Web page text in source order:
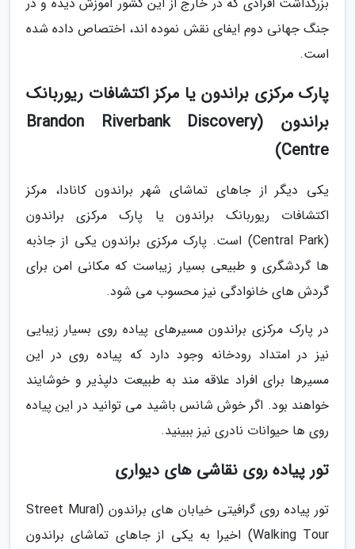
جنگ جهانی دوم ایفای نقش نموده اند، اختصاص داده شده
است.
پارک مرکزی براندون یا مرکز اکتشافات ریوربانک
براندون (Brandon Riverbank Discovery
Centre)
یکی دیگر از جاهای تماشای شهر براندون کانادا، مرکز
اکتشافات ریوربانک براندون یا پارک مرکزی براندون
(Central Park) است. پارک مرکزی براندون یکی از جاذبه
ها گردشگری و طبیعی بسیار زیباست که مکانی امن برای
گردش های خانوادگی نیز محسوب می شود.
در پارک مرکزی براندون مسیرهای پیاده روی بسیار زیبایی
نیز در امتداد رودخانه وجود دارد که پیاده روی در این
مسیرها برای افراد علاقه مند به طبیعت دلپذیر و خوشایند
خواهند بود. اگر خوش شانس باشید می توانید در این پیاده
روی ها حیوانات نادری نیز ببینید.
تور پیاده روی نقاشی های دیواری
تور پیاده روی گرافیتی خیابان های براندون (Street Mural
Walking Tour) اخیرا به یکی از جاهای تماشای براندون